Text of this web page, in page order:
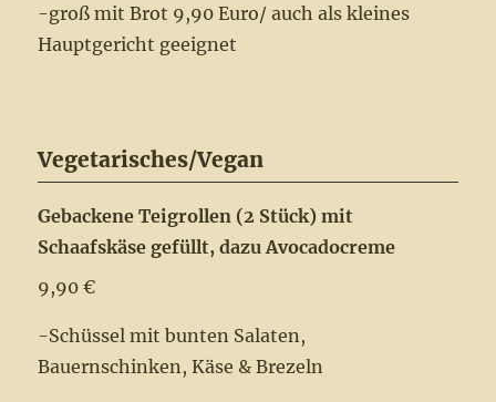
-groß mit Brot 9,90 Euro/ auch als kleines
Hauptgericht geeignet
Vegetarisches/Vegan
Gebackene Teigrollen (2 Stück) mit
Schaafskäse gefüllt, dazu Avocadocreme
9,90 €
-Schüssel mit bunten Salaten,
Bauernschinken, Käse & Brezeln